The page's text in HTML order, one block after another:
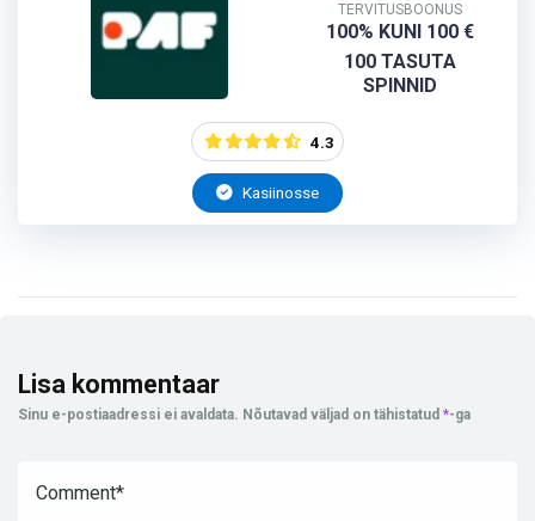
TERVITUSBOONUS
100% KUNI 100 €
100 TASUTA
SPINNID
4.3
Kasiinosse
Lisa kommentaar
Sinu e-postiaadressi ei avaldata. Nõutavad väljad on tähistatud *-ga